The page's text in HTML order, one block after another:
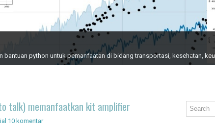
python untuk pemanfaatan di bidang transportasi, kesehatan,
CMOS
talk) memanfaatkan kit amplifier
10 komentar